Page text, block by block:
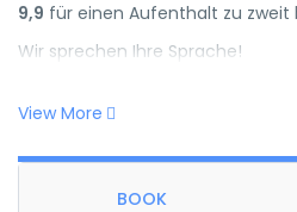
9,9 für einen Aufenthalt zu zweit
Wir sprechen Ihre Sprache!
View More
BOOK